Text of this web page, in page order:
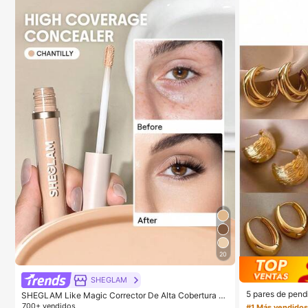
20
SHEGLAM
SHEGLAM Like Magic Corrector De Alta Cobertura 12
H-Chantilly Marca De Belleza CosméTica Maquillaje
5 pares de
xagerado